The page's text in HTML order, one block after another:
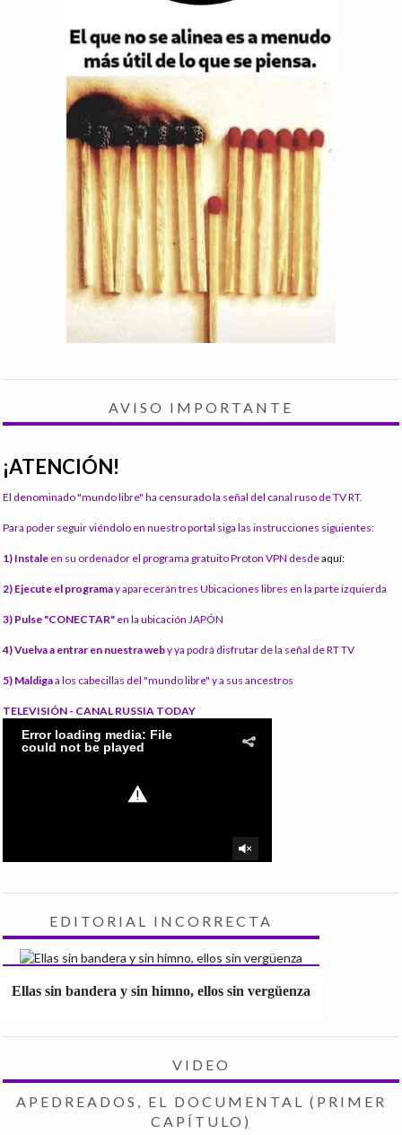
AVISO IMPORTANTE
¡ATENCIÓN!
El denominado "mundo libre" ha censurado la señal del canal ruso de TV RT.
Para poder seguir viéndolo en nuestro portal siga las instrucciones siguientes:
1) Instale en su ordenador el programa gratuito Proton VPN desdeaquí:
2) Ejecute el programay aparecerán tres Ubicaciones libres en la parte izquierda
3) Pulse "CONECTAR" en la ubicación JAPÓN
4) Vuelva a entrar en nuestra weby ya podrá disfrutar de la señal de RT TV
5) Maldigaa los cabecillas del "mundo libre" y a sus ancestros
TELEVISIÓN - CANAL RUSSIA TODAY
EDITORIAL INCORRECTA
Ellas sin bandera y sin himno, ellos sin vergüenza
VIDEO
APEDREADOS, EL DOCUMENTAL (PRIMER
CAPÍTULO)